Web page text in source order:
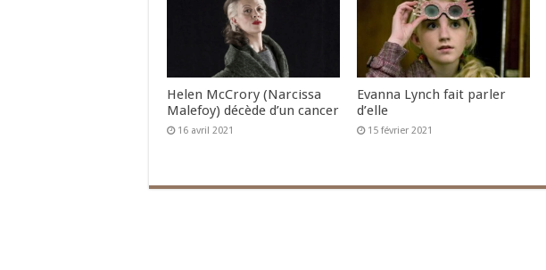
Helen McCrory (Narcissa
Malefoy) décède d’un cancer
16 avril 2021
Evanna Lynch fait parler
d’elle
15 février 2021